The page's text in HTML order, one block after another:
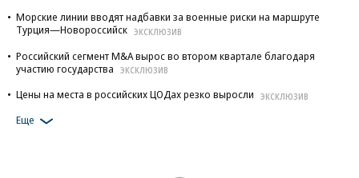
Морские линии вводят надбавки за военные риски на маршруте
Турция—Новороссийск ЭКСКЛЮЗИВ
Российский сегмент M&A вырос во втором квартале благодаря
участию государства
ЭКСКЛЮЗИВ
Цены на места в российских ЦОДах резко выросли ЭКСКЛЮЗИВ
Еще